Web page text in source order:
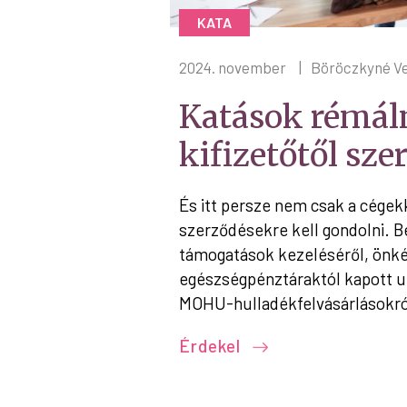
KATA
2024. november Böröczkyné
Katások
kifizetőtől
És itt persze nem csak a
szerződésekre kell gondolni.
támogatások kezeléséről,
egészségpénztáraktól kapott
MOHU-
Érdekel